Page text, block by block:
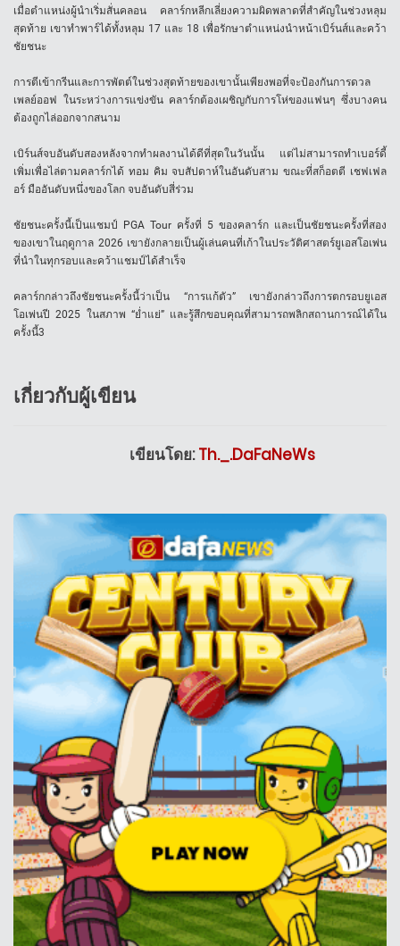
เมื่อตำแหน่งผู้นำเริ่มสั่นคลอน คลาร์กหลีกเลี่ยงความผิดพลาดที่สำคัญในช่วงหลุม
สุดท้าย เขาทำพาร์ได้ทั้งหลุม 17 และ 18 เพื่อรักษาตำแหน่งนำหน้าเบิร์นส์และคว้า
ชัยชนะ
การตีเข้ากรีนและการพัตต์ในช่วงสุดท้ายของเขานั้นเพียงพอที่จะป้องกันการดวล
เพลย์ออฟ ในระหว่างการแข่งขัน คลาร์กต้องเผชิญกับการโห่ของแฟนๆ ซึ่งบางคน
ต้องถูกไล่ออกจากสนาม
เบิร์นส์จบอันดับสองหลังจากทำผลงานได้ดีที่สุดในวันนั้น แต่ไม่สามารถทำเบอร์ดี้
เพิ่มเพื่อไล่ตามคลาร์กได้ ทอม คิม จบสัปดาห์ในอันดับสาม ขณะที่สก็อตตี เชฟเฟล
อร์ มืออันดับหนึ่งของโลก จบอันดับสี่ร่วม
ชัยชนะครั้งนี้เป็นแชมป์ PGA Tour ครั้งที่ 5 ของคลาร์ก และเป็นชัยชนะครั้งที่สอง
ของเขาในฤดูกาล 2026 เขายังกลายเป็นผู้เล่นคนที่เก้าในประวัติศาสตร์ยูเอสโอเพ่น
ที่นำในทุกรอบและคว้าแชมป์ได้สำเร็จ
คลาร์กกล่าวถึงชัยชนะครั้งนี้ว่าเป็น “การแก้ตัว” เขายังกล่าวถึงการตกรอบยูเอส
โอเพ่นปี 2025 ในสภาพ “ย่ำแย่” และรู้สึกขอบคุณที่สามารถพลิกสถานการณ์ได้ใน
ครั้งนี้3
เกี่ยวกับผู้เขียน
เขียนโดย:Th._.DaFaNeWs